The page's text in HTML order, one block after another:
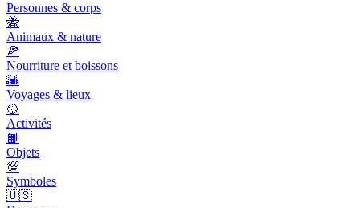
Personnes & corps
🐝
Animaux & nature
🍕
Nourriture et boissons
🌇
Voyages & lieux
🥎
Activités
📙
Objets
💯
Symboles
🇺🇸